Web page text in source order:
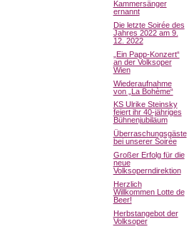
Kammersänger
ernannt
Die letzte Soirée des
Jahres 2022 am 9.
12. 2022
„Ein Papp-Konzert“
an der Volksoper
Wien
Wiederaufnahme
von „La Bohème“
KS Ulrike Steinsky
feiert ihr 40-jähriges
Bühnenjubiläum
Überraschungsgäste
bei unserer Soirée
Großer Erfolg für die
neue
Volksoperndirektion
Herzlich
Willkommen Lotte de
Beer!
Herbstangebot der
Volksoper